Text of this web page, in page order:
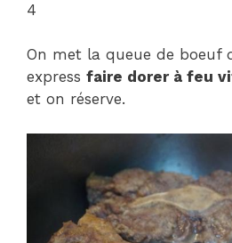
4
On met la queue de boeuf
express faire dorer à feu
et on réserve.